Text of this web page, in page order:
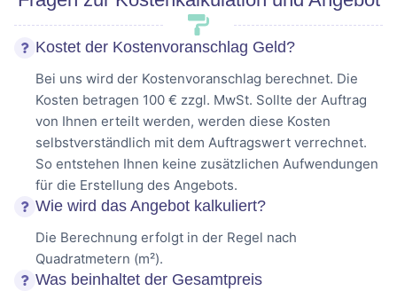
Kostet der Kostenvoranschlag Geld?
Bei uns wird der Kostenvoranschlag berechnet. Die
Kosten betragen 100 € zzgl. MwSt. Sollte der Auftrag
von Ihnen erteilt werden, werden diese Kosten
selbstverständlich mit dem Auftragswert verrechnet.
So entstehen Ihnen keine zusätzlichen Aufwendungen
für die Erstellung des Angebots.
Wie wird das Angebot kalkuliert?
Die Berechnung erfolgt in der Regel nach
Quadratmetern (m²).
Was beinhaltet der Gesamtpreis